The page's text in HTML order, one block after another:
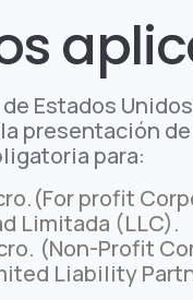
Estados
presentación
para:
profit
Limitada (LLC).
(Non-Profit
Liability